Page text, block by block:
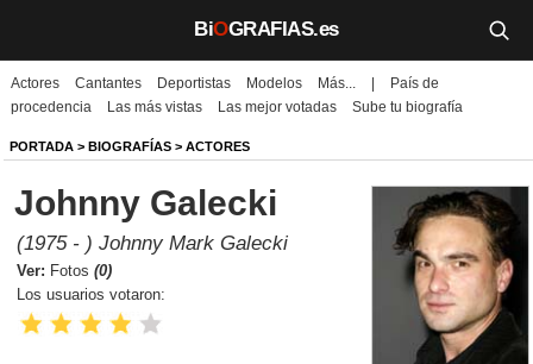
BiOGRAFIAS.es
Biografías
Películas
TV
Música
Un día como hoy
Actores Cantantes Deportistas Modelos Más...
País de
procedencia
Las más vistas Las mejor votadas Sube tu biografía
PORTADA > BIOGRAFÍAS > ACTORES
Johnny Galecki
(1975 - ) Johnny Mark Galecki
Ver: Fotos (0)
Los usuarios votaron: